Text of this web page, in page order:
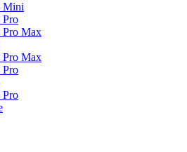
Mini
Pro
Pro Max
Pro Max
Pro
Pro